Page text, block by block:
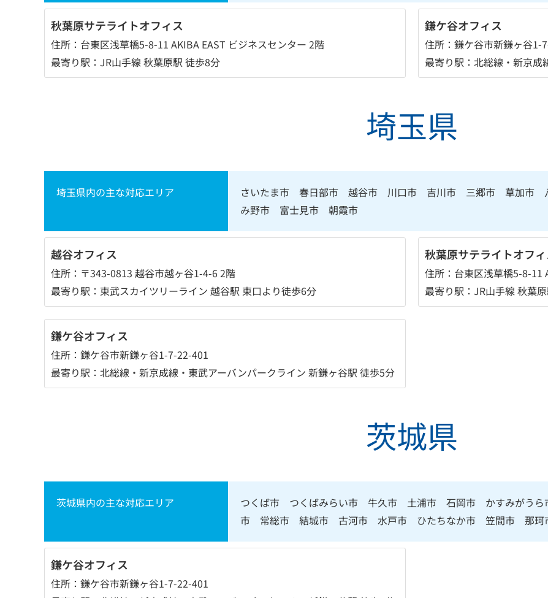
秋葉原サテライトオフィス
住所：台東区浅草橋5-8-11 AKIBA EAST ビジネスセンター 2階
最寄り駅：JR山手線 秋葉原駅 徒歩8分
鎌ケ谷オフィス
住所：鎌ケ谷市新鎌ヶ谷1-
最寄り駅：北総線・新京成
埼玉県
埼玉県内の主な対応エリア
さいたま市 春日部市 越谷市 川口市 吉川市 三郷市 草加
み野市 富士見市 朝霞市
越谷オフィス
住所：〒343-0813 越谷市越ヶ谷1-4-6 2階
最寄り駅：東武スカイツリーライン 越谷駅 東口より徒歩6分
秋葉原サテライトオフィ
住所：台東区浅草橋5-8-11
最寄り駅：JR山手線 秋葉
鎌ケ谷オフィス
住所：鎌ケ谷市新鎌ヶ谷1-7-22-401
最寄り駅：北総線・新京成線・東武アーバンパークライン 新鎌ヶ谷駅 徒歩5分
茨城県
茨城県内の主な対応エリア
つくば市 つくばみらい市 牛久市 土浦市 石岡市 かすみが
市 常総市 結城市 古河市 水戸市 ひたちなか市 笠間市 那
鎌ケ谷オフィス
住所：鎌ケ谷市新鎌ヶ谷1-7-22-401